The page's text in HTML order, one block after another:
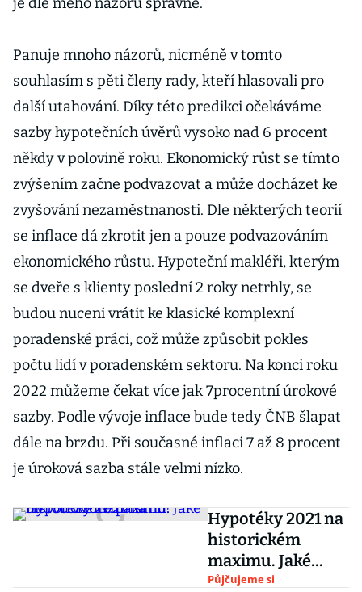
Panuje mnoho názorů, nicméně v tomto
souhlasím s pěti členy rady, kteří hlasovali pro
další utahování. Díky této predikci očekáváme
sazby hypotečních úvěrů vysoko nad 6 procent
někdy v polovině roku. Ekonomický růst se tímto
zvýšením začne podvazovat a může docházet ke
zvyšování nezaměstnanosti. Dle některých teorií
se inflace dá zkrotit jen a pouze podvazováním
ekonomického růstu. Hypoteční makléři, kterým
se dveře s klienty poslední 2 roky netrhly, se
budou nuceni vrátit ke klasické komplexní
poradenské práci, což může způsobit pokles
počtu lidí v poradenském sektoru. Na konci roku
2022 můžeme čekat více jak 7procentní úrokové
sazby. Podle vývoje inflace bude tedy ČNB šlapat
dále na brzdu. Při současné inflaci 7 až 8 procent
je úroková sazba stále velmi nízko.
Hypotéky 2021 na
historickém
maximu. Jaké
budou v roce
Půjčujeme si